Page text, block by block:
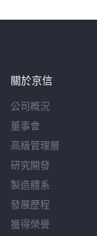
關於京信
公司概況
董事會
高級管理層
研究開發
製造體系
發展歷程
獲得榮譽